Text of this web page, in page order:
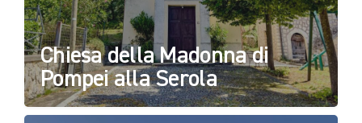
Chiesa della Madonna di
Pompei alla Serola